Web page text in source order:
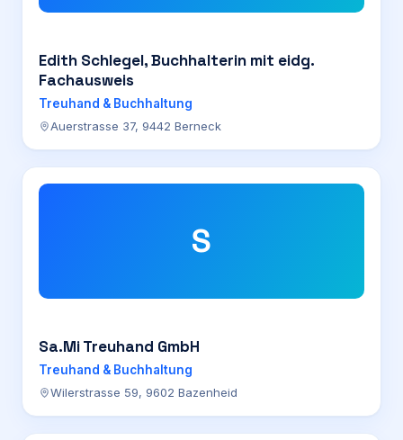
Edith Schlegel, Buchhalterin mit eidg.
Fachausweis
Treuhand & Buchhaltung
Auerstrasse 37, 9442 Berneck
S
Sa.Mi Treuhand GmbH
Treuhand & Buchhaltung
Wilerstrasse 59, 9602 Bazenheid